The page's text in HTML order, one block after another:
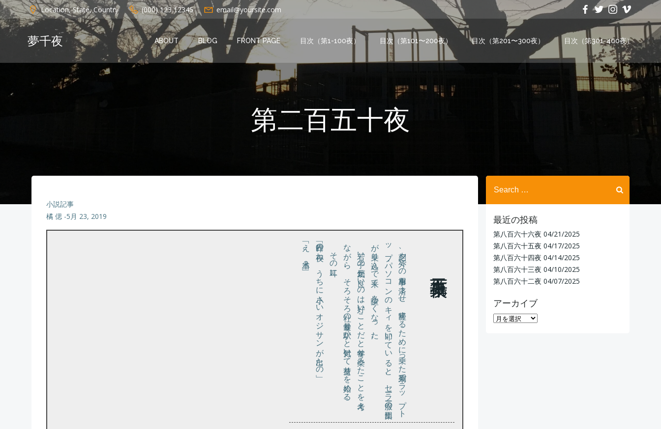
コ
ン
テ
へ
Location, State, Country (000) 123 12345 email@yoursite.com
夢千夜 ABOUT BLOG FRONT PAGE 目次（第1-100夜） 目次（第101〜200夜） 目次（第201〜300夜） 目次（第301-400夜）
第二百五十夜
小説記事
橘 偲 -5月 23, 2019
夕刻、外
で
の用事
を済
ま
せ
、帰社
す
る
た
め
に乗
っ
た列車
で
ラ
ッ
プ
ト
ップ・
パ
ソ
コ
ン
の
キ
ィ
を叩
い
て
い
る
と
、
セー
ラー服
の集団
が乗り込
ん
で来
て
、少々喧
し
く
な
っ
た
。
若い子
の元気
が良
い
の
は好
い
こ
と
だ
と年寄
り染
み
た
こ
と
を考
え
なが
ら
、
そ
ろ
そ
ろ社
の最寄
り駅
か
と気付
い
て荷造
り
を始
め
る
。
その耳に、
「昨日の夜ね、うちに小さいオジサンが出たの」
「え、本当？」
Search
for:
最近の投稿
第八百六十六夜 04/21/2025
第八百六十五夜 04/17/2025
第八百六十四夜 04/14/2025
第八百六十三夜 04/10/2025
第八百六十二夜 04/07/2025
アーカイブ
ア